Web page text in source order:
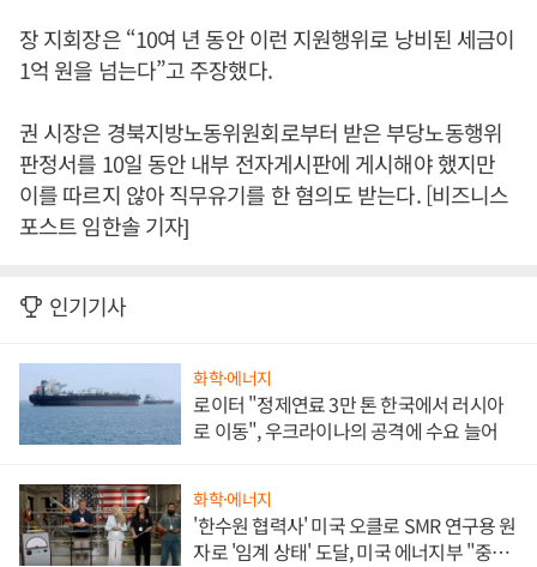
장 지회장은 “10여 년 동안 이런 지원행위로 낭비된 세금이
1억 원을 넘는다”고 주장했다.
권 시장은 경북지방노동위원회로부터 받은 부당노동행위
판정서를 10일 동안 내부 전자게시판에 게시해야 했지만
이를 따르지 않아 직무유기를 한 혐의도 받는다. [비즈니스
포스트 임한솔 기자]
인기기사
화학·에너지
로이터 "정제연료 3만 톤 한국에서 러시아
로 이동", 우크라이나의 공격에 수요 늘어
화학·에너지
'한수원 협력사' 미국 오클로 SMR 연구용 원
자로 '임계 상태' 도달, 미국 에너지부 "중요